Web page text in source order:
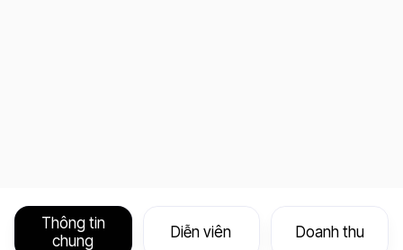
Thông tin
chung
Diễn viên Doanh thu